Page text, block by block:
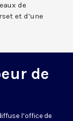
de
et d’une
de
l’office de